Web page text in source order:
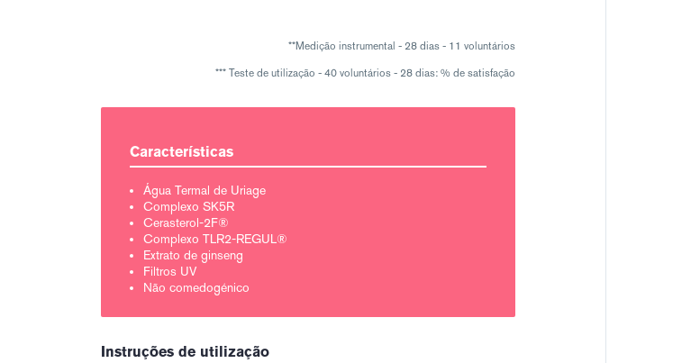
**Medição instrumental - 28 dias - 11 voluntários
*** Teste de utilização - 40 voluntários - 28 dias: % de satisfação
Características
Água Termal de Uriage
Complexo SK5R
Cerasterol-2F®
Complexo TLR2-REGUL®
Extrato de ginseng
Filtros UV
Não comedogénico
Instruções de utilização